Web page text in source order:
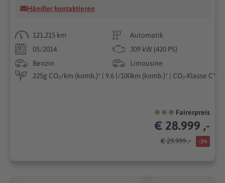
Händler kontaktieren
121.215 km
Automatik
05/2014
309 kW (420 PS)
Benzin
Limousine
225g CO₂/km (komb.)* | 9.6 l/100km (komb.)* | CO₂-Klasse C*
Fairerpreis
€ 28.999 ,-
€ 29.999 ,- -3%